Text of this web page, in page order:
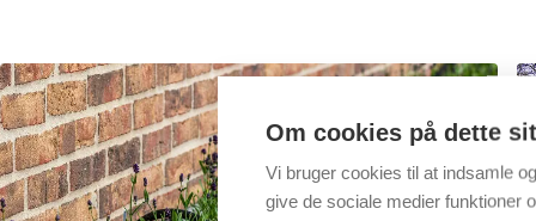
Om cookies på dette
Vi bruger cookies til at indsamle
give de sociale medier funktioner